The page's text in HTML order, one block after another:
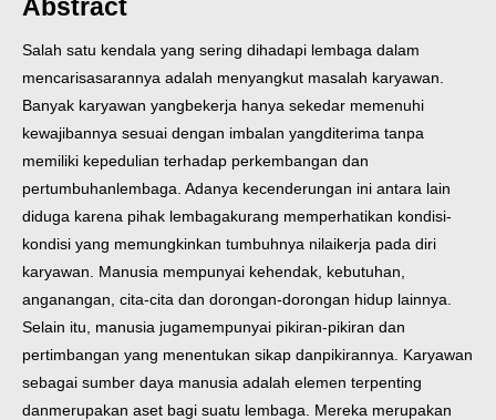
Abstract
Salah satu kendala yang sering dihadapi lembaga dalam
mencarisasarannya adalah menyangkut masalah karyawan.
Banyak karyawan yangbekerja hanya sekedar memenuhi
kewajibannya sesuai dengan imbalan yangditerima tanpa
memiliki kepedulian terhadap perkembangan dan
pertumbuhanlembaga. Adanya kecenderungan ini antara lain
diduga karena pihak lembagakurang memperhatikan kondisi-
kondisi yang memungkinkan tumbuhnya nilaikerja pada diri
karyawan. Manusia mempunyai kehendak, kebutuhan,
anganangan, cita-cita dan dorongan-dorongan hidup lainnya.
Selain itu, manusia jugamempunyai pikiran-pikiran dan
pertimbangan yang menentukan sikap danpikirannya. Karyawan
sebagai sumber daya manusia adalah elemen terpenting
danmerupakan aset bagi suatu lembaga. Mereka merupakan